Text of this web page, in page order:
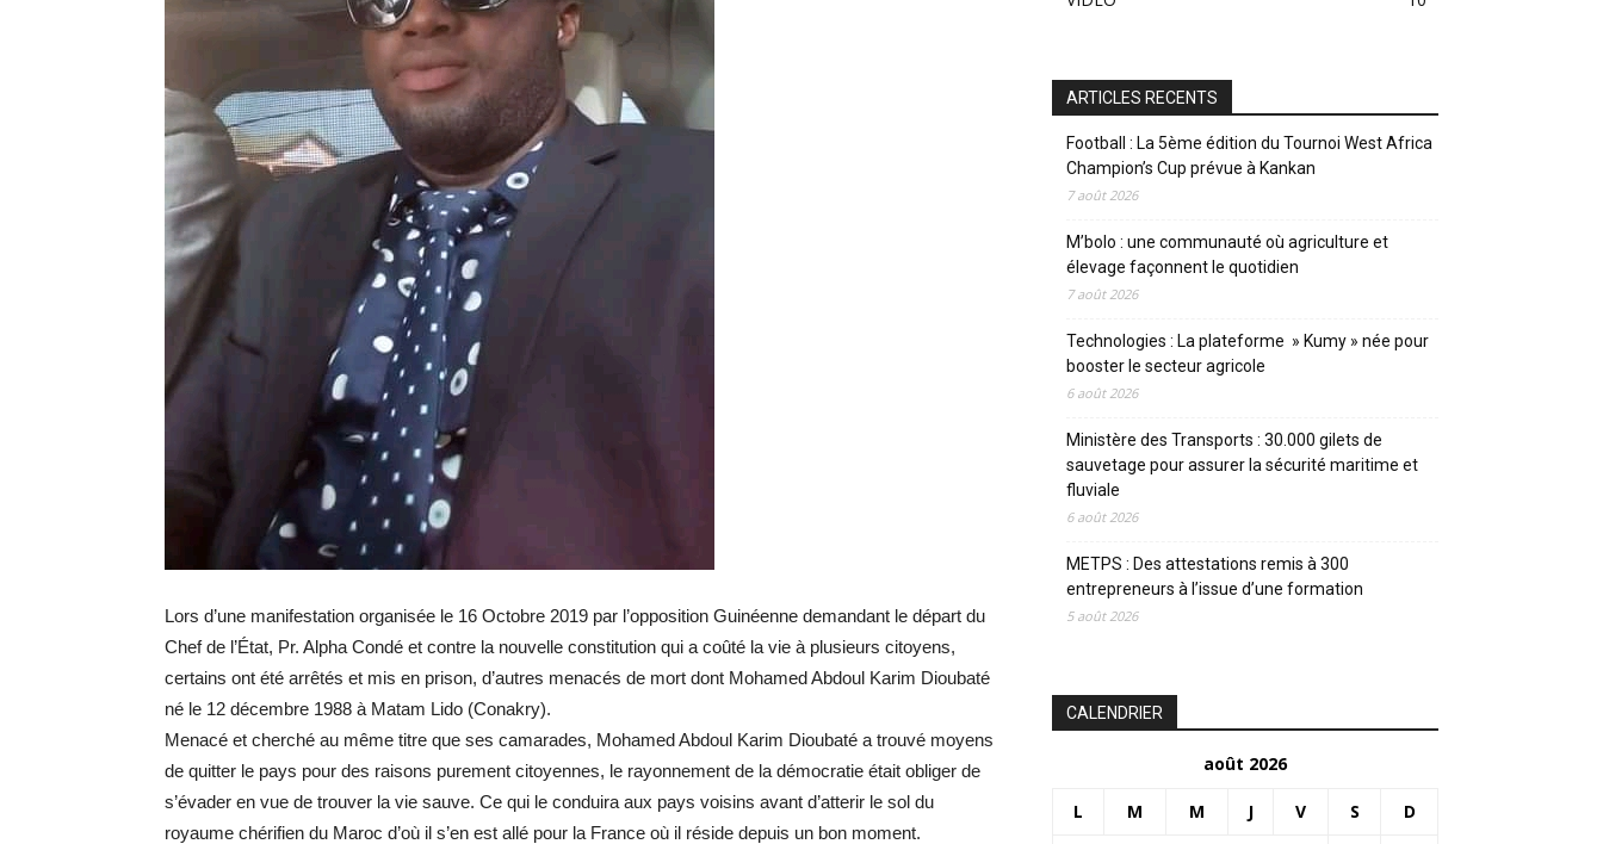
Lors d’une manifestation organisée le 16 Octobre 2019 par l’opposition Guinéenne demandant le départ du
Chef de l’État, Pr. Alpha Condé et contre la nouvelle constitution qui a coûté la vie à plusieurs citoyens,
certains ont été arrêtés et mis en prison, d’autres menacés de mort dont Mohamed Abdoul Karim Dioubaté
né le 12 décembre 1988 à Matam Lido (Conakry).
Menacé et cherché au même titre que ses camarades, Mohamed Abdoul Karim Dioubaté a trouvé moyens
de quitter le pays pour des raisons purement citoyennes, le rayonnement de la démocratie était obliger de
s’évader en vue de trouver la vie sauve. Ce qui le conduira aux pays voisins avant d’atterir le sol du
royaume chérifien du Maroc d’où il s’en est allé pour la France où il réside depuis un bon moment.
ARTICLES RECENTS
Football : La 5ème édition du Tournoi West Africa
Champion’s Cup prévue à Kankan
7 août 2026
M’bolo : une communauté où agriculture et
élevage façonnent le quotidien
7 août 2026
Technologies : La plateforme » Kumy » née pour
booster le secteur agricole
6 août 2026
Ministère des Transports : 30.000 gilets de
sauvetage pour assurer la sécurité maritime et
fluviale
6 août 2026
METPS : Des attestations remis à 300
entrepreneurs à l’issue d’une formation
5 août 2026
CALENDRIER
août 2026
L M M J V S D